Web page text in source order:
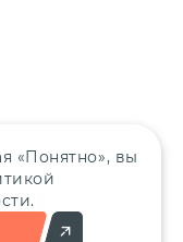
«Понятно», вы